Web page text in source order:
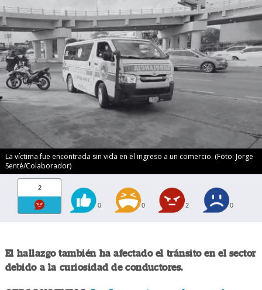
La víctima fue encontrada sin vida en el ingreso a un comercio. (Foto: Jorge
Senté/Colaborador)
2
0 0 2 0
El hallazgo también ha afectado el tránsito en el sector
debido a la curiosidad de conductores.